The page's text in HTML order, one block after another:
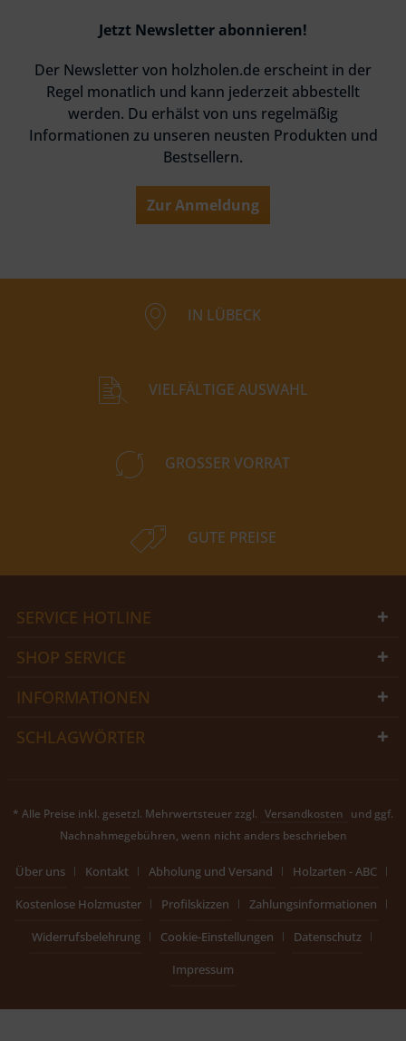
Jetzt Newsletter abonnieren!
Der Newsletter von holzholen.de erscheint in der
Regel monatlich und kann jederzeit abbestellt
werden. Du erhälst von uns regelmäßig
Informationen zu unseren neusten Produkten und
Bestsellern.
Zur Anmeldung
IN LÜBECK
VIELFÄLTIGE AUSWAHL
GROSSER VORRAT
GUTE PREISE
SERVICE HOTLINE
SHOP SERVICE
INFORMATIONEN
SCHLAGWÖRTER
* Alle Preise inkl. gesetzl. Mehrwertsteuer zzgl. Versandkosten und ggf.
Nachnahmegebühren, wenn nicht anders beschrieben
Über uns Kontakt Abholung und Versand
Holzarten - ABC
Kostenlose Holzmuster
Profilskizzen
Zahlungsinformationen
Widerrufsbelehrung
Cookie-Einstellungen
Datenschutz
Impressum